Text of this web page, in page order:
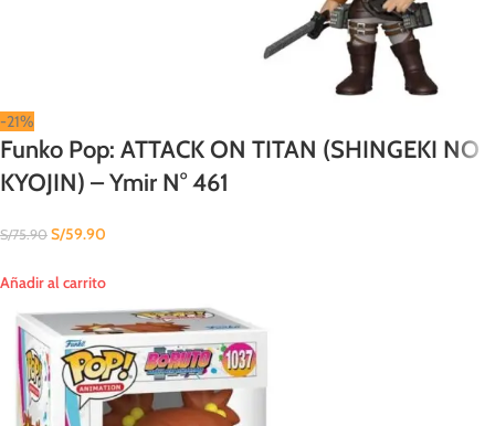
-21%
Funko Pop: ATTACK ON TITAN (SHINGEKI NO
KYOJIN) – Ymir N° 461
S/75.90 S/59.90
Añadir al carrito